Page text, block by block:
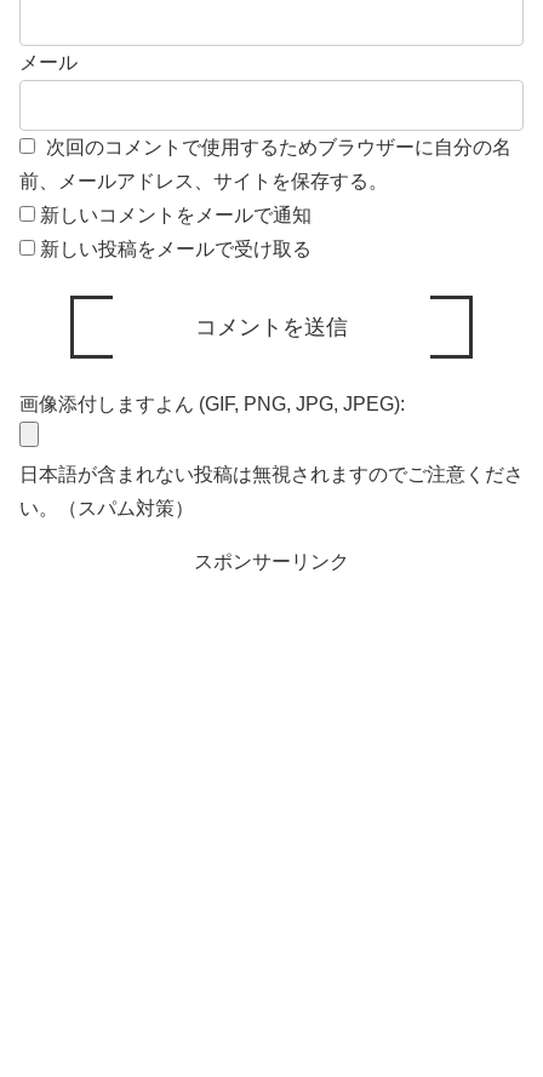
メール
次回のコメントで使用するためブラウザーに自分の名
前、メールアドレス、サイトを保存する。
新しいコメントをメールで通知
新しい投稿をメールで受け取る
画像添付しますよん (GIF, PNG, JPG, JPEG):
日本語が含まれない投稿は無視されますのでご注意くださ
い。（スパム対策）
スポンサーリンク